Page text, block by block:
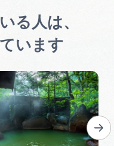
る人は、
います